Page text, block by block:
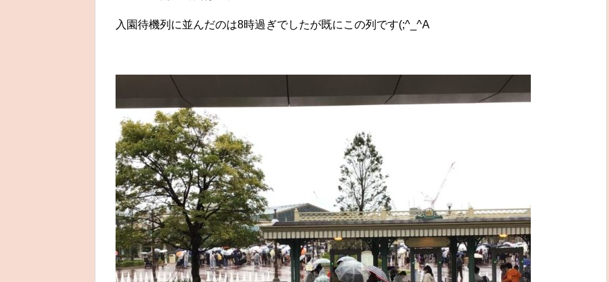
入園待機列に並んだのは8時過ぎでしたが既にこの列です(;^_^A